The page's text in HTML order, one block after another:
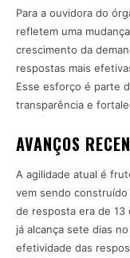
Para a ouvidora do
refletem uma
crescimento da
respostas mais
Esse esforço é parte
transparência e
AVANÇOS
A agilidade atual é
vem sendo
de resposta era de 13
já alcança sete dias
efetividade das